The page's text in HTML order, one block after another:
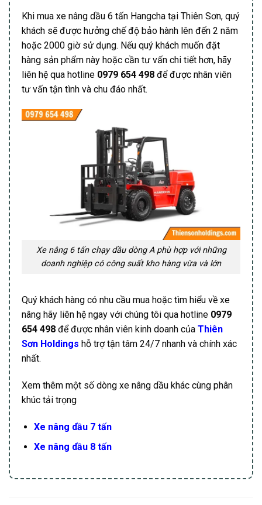
Khi mua xe nâng dầu 6 tấn Hangcha tại Thiên Sơn, quý
khách sẽ được hưởng chế độ bảo hành lên đến 2 năm
hoặc 2000 giờ sử dụng. Nếu quý khách muốn đặt
hàng sản phẩm này hoặc cần tư vấn chi tiết hơn, hãy
liên hệ qua hotline 0979 654 498 để được nhân viên
tư vấn tận tình và chu đáo nhất.
Xe nâng 6 tấn chạy dầu dòng A phù hợp với những
doanh nghiệp có công suất kho hàng vừa và lớn
Quý khách hàng có nhu cầu mua hoặc tìm hiểu về xe
nâng hãy liên hệ ngay với chúng tôi qua hotline 0979
654 498 để được nhân viên kinh doanh của Thiên
Sơn Holdings hỗ trợ tận tâm 24/7 nhanh và chính xác
nhất.
Xem thêm một số dòng xe nâng dầu khác cùng phân
khúc tải trọng
Xe nâng dầu 7 tấn
Xe nâng dầu 8 tấn